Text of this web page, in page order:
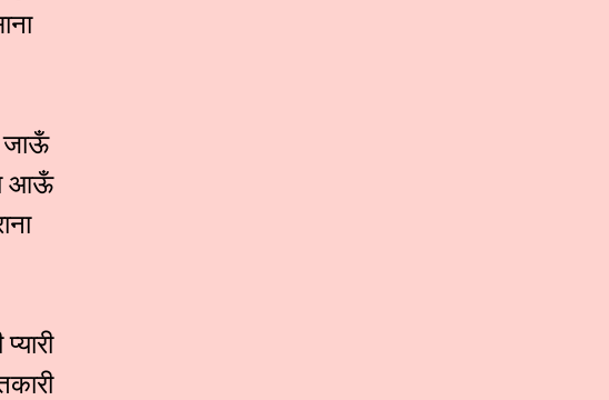
जाऊँ
आऊँ